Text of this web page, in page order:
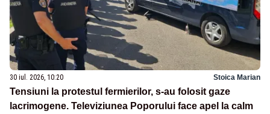
30 iul. 2026, 10:20 Stoica Marian
Tensiuni la protestul fermierilor, s-au folosit gaze
lacrimogene. Televiziunea Poporului face apel la calm